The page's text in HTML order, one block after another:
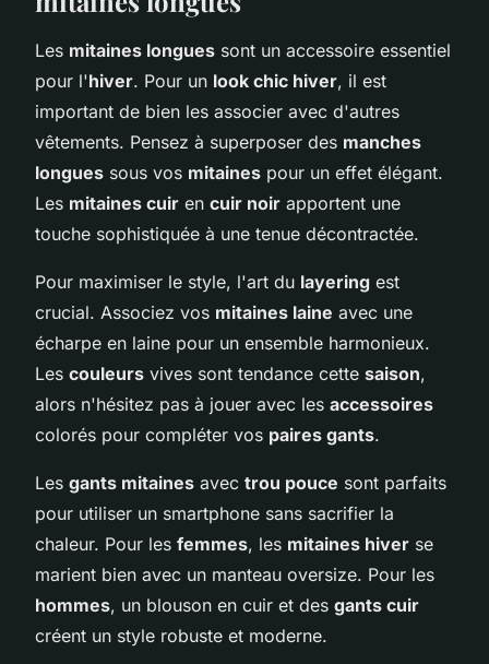
Les mitaines longues sont un accessoire essentiel
pour l'hiver. Pour un look chic hiver, il est
important de bien les associer avec d'autres
vêtements. Pensez à superposer des manches
longues sous vos mitaines pour un effet élégant.
Les mitaines cuir en cuir noir apportent une
touche sophistiquée à une tenue décontractée.
Pour maximiser le style, l'art du layering est
crucial. Associez vos mitaines laine avec une
écharpe en laine pour un ensemble harmonieux.
Les couleurs vives sont tendance cette saison,
alors n'hésitez pas à jouer avec les accessoires
colorés pour compléter vos paires gants.
Les gants mitaines avec trou pouce sont parfaits
pour utiliser un smartphone sans sacrifier la
chaleur. Pour les femmes, les mitaines hiver se
marient bien avec un manteau oversize. Pour les
hommes, un blouson en cuir et des gants cuir
créent un style robuste et moderne.